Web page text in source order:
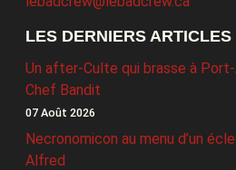
LES DERNIERS ARTICLES
Un after-Culte qui brasse à
Chef Bandit
07 Août 2026
Necronomicon au menu d’un
Alfred